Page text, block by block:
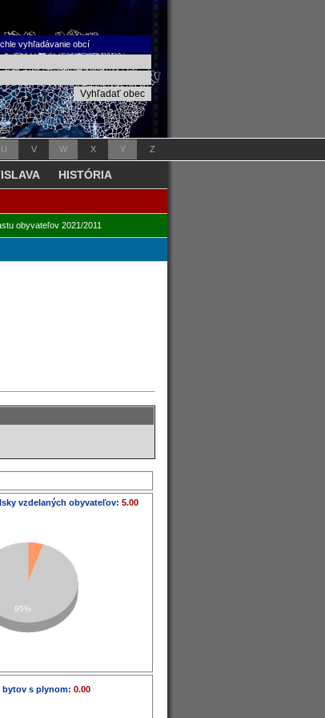
vyhľadávanie obcí
U V W X Y Z
HISTÓRIA
obyvateľov 2021/2011
vzdelaných obyvateľov: 5.00
95%
bytov s plynom: 0.00